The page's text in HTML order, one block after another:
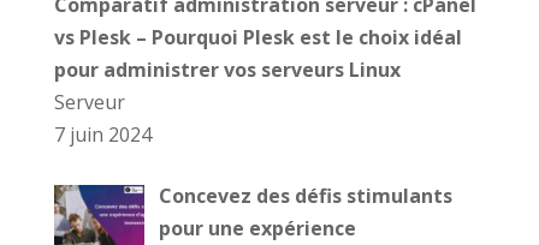
vs Plesk – Pourquoi Plesk est le choix idéal
pour administrer vos serveurs Linux
Serveur
7 juin 2024
Concevez des défis stimulants
pour une expérience